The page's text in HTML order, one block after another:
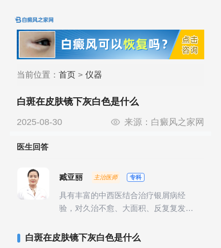
当前位置： 首页> 仪器
白斑在皮肤镜下灰白色是什么
2025-08-30 来源： 白癜风之家网
医生回答
臧亚丽 主治医师 专科
具有丰富的中西医结合治疗银屑病经
验，对久治不愈、大面积、反复复发性
白斑在皮肤镜下灰白色是什么